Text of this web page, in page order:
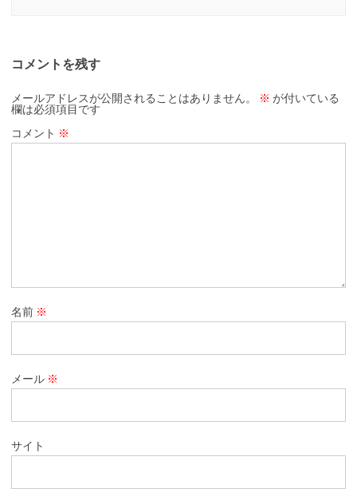
コメントを残す
メールアドレスが公開されることはありません。 ※ が付いている
欄は必須項目です
コメント ※
名前 ※
メール ※
サイト